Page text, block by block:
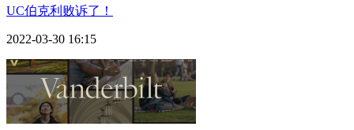
UC伯克利败诉了！
2022-03-30 16:15